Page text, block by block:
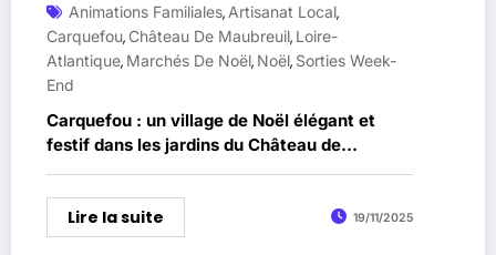
Animations Familiales, Artisanat Local,
Carquefou, Château De Maubreuil, Loire-
Atlantique, Marchés De Noël, Noël, Sorties Week-
End
Carquefou : un village de Noël élégant et
festif dans les jardins du Château de
Maubreuil
Lire la suite 19/11/2025